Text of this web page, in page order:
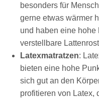
besonders für
gerne etwas wärmer
und haben eine hohe
verstellbare
Latexmatratzen:
bieten eine hohe
sich gut an den
profitieren von Latex,